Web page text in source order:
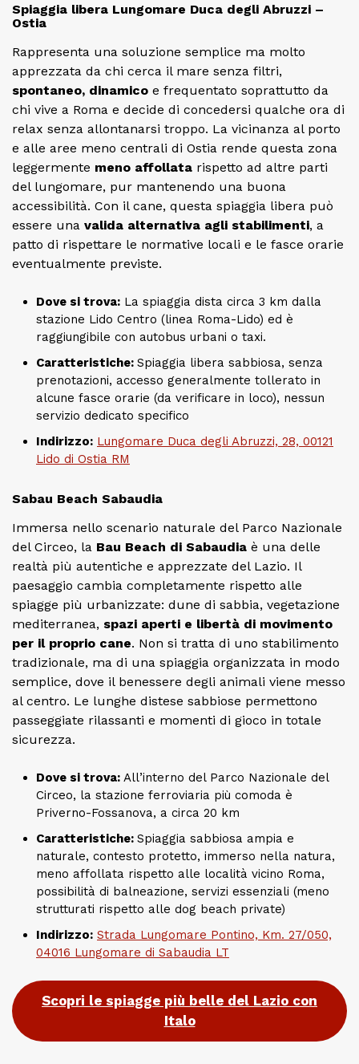
Spiaggia libera Lungomare Duca degli Abruzzi –
Ostia
Rappresenta una soluzione semplice ma molto
apprezzata da chi cerca il mare senza filtri,
spontaneo, dinamico e frequentato soprattutto da
chi vive a Roma e decide di concedersi qualche ora di
relax senza allontanarsi troppo. La vicinanza al porto
e alle aree meno centrali di Ostia rende questa zona
leggermente meno affollata rispetto ad altre parti
del lungomare, pur mantenendo una buona
accessibilità. Con il cane, questa spiaggia libera può
essere una valida alternativa agli stabilimenti, a
patto di rispettare le normative locali e le fasce orarie
eventualmente previste.
Dove si trova: La spiaggia dista circa 3 km dalla
stazione Lido Centro (linea Roma-Lido) ed è
raggiungibile con autobus urbani o taxi.
Caratteristiche: Spiaggia libera sabbiosa, senza
prenotazioni, accesso generalmente tollerato in
alcune fasce orarie (da verificare in loco), nessun
servizio dedicato specifico
Indirizzo: Lungomare Duca degli Abruzzi, 28, 00121
Lido di Ostia RM
Sabau Beach Sabaudia
Immersa nello scenario naturale del Parco Nazionale
del Circeo, la Bau Beach di Sabaudia è una delle
realtà più autentiche e apprezzate del Lazio. Il
paesaggio cambia completamente rispetto alle
spiagge più urbanizzate: dune di sabbia, vegetazione
mediterranea, spazi aperti e libertà di movimento
per il proprio cane. Non si tratta di uno stabilimento
tradizionale, ma di una spiaggia organizzata in modo
semplice, dove il benessere degli animali viene messo
al centro. Le lunghe distese sabbiose permettono
passeggiate rilassanti e momenti di gioco in totale
sicurezza.
Dove si trova: All’interno del Parco Nazionale del
Circeo, la stazione ferroviaria più comoda è
Priverno-Fossanova, a circa 20 km
Caratteristiche: Spiaggia sabbiosa ampia e
naturale, contesto protetto, immerso nella natura,
meno affollata rispetto alle località vicino Roma,
possibilità di balneazione, servizi essenziali (meno
strutturati rispetto alle dog beach private)
Indirizzo: Strada Lungomare Pontino, Km. 27/050,
04016 Lungomare di Sabaudia LT
Scopri le spiagge più belle del Lazio con
Italo